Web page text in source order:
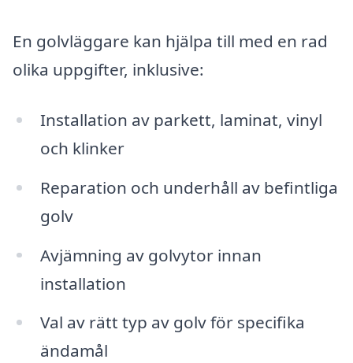
En golvläggare kan hjälpa till med en rad
olika uppgifter, inklusive:
Installation av parkett, laminat, vinyl
och klinker
Reparation och underhåll av befintliga
golv
Avjämning av golvytor innan
installation
Val av rätt typ av golv för specifika
ändamål